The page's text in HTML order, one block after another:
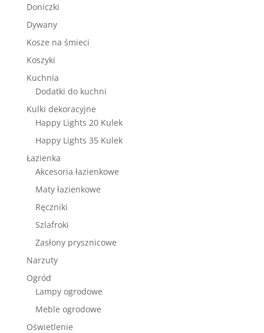
Doniczki
Dywany
Kosze na śmieci
Koszyki
Kuchnia
Dodatki do kuchni
Kulki dekoracyjne
Happy Lights 20 Kulek
Happy Lights 35 Kulek
Łazienka
Akcesoria łazienkowe
Maty łazienkowe
Ręczniki
Szlafroki
Zasłony prysznicowe
Narzuty
Ogród
Lampy ogrodowe
Meble ogrodowe
Oświetlenie